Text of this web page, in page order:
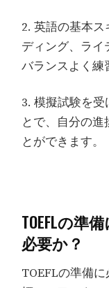
2. 英語の基本
ディング、ライ
バランスよく練
3. 模擬試験を
とで、自分の
とができます。
TOEFLの準
必要か？
TOEFLの準備